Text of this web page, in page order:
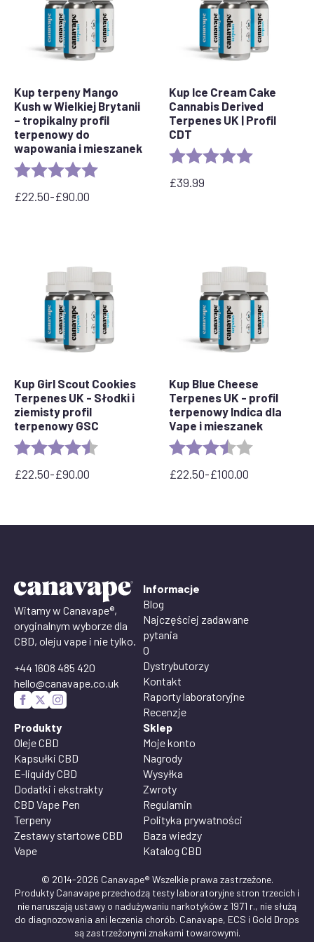
Kup terpeny Mango
Kush w Wielkiej Brytanii
– tropikalny profil
terpenowy do
wapowania i mieszanek
Rating: 5.0 out of 5 stars
£22.50-£90.00
Zakres
Kup Ice Cream Cake
Cannabis Derived
Terpenes UK | Profil
CDT
Rating: 5.0 out of 5
£39.99
Kup Girl Scout Cookies
Terpenes UK - Słodki i
ziemisty profil
terpenowy GSC
Rating: 4.3 out of 5 stars
£22.50-£90.00
Zakres
22,50
GBP
Kup Blue Cheese
Terpenes UK - profil
terpenowy Indica dla
Vape i mieszanek
Rating: 3.5 out of 5
£22.50-£100.00
Zakres
22,50
Witamy w Canavape®,
oryginalnym wyborze dla
CBD, oleju vape i nie tylko.
+44 1608 485 420
hello@canavape.co.uk
Informacje
Blog
Najczęściej zadawane
pytania
O
Dystrybutorzy
Kontakt
Raporty laboratoryjne
Recenzje
Produkty
Oleje CBD
Kapsułki CBD
E-liquidy CBD
Dodatki i ekstrakty
CBD Vape Pen
Terpeny
Zestawy startowe CBD
Vape
Sklep
Moje konto
Nagrody
Wysyłka
Zwroty
Regulamin
Polityka prywatności
Baza wiedzy
Katalog CBD
© 2014-2026 Canavape® Wszelkie prawa zastrzeżone.
Produkty Canavape przechodzą testy laboratoryjne stron trzecich i
nie naruszają ustawy o nadużywaniu narkotyków z 1971 r., nie służą
do diagnozowania ani leczenia chorób. Canavape, ECS i Gold Drops
są zastrzeżonymi znakami towarowymi.